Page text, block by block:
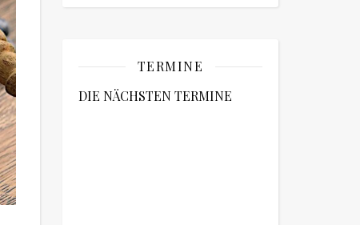
TERMINE
DIE NÄCHSTEN TERMINE